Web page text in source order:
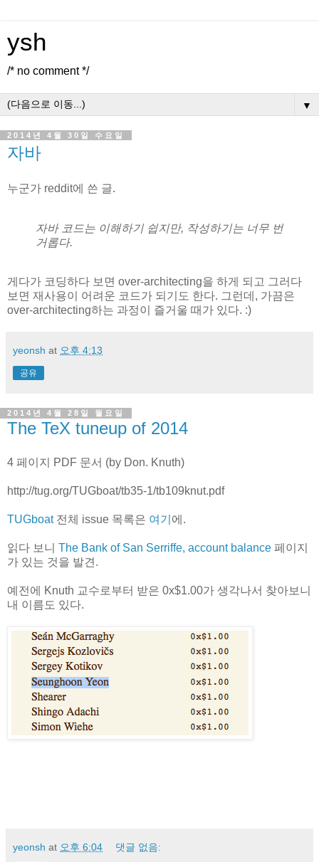
ysh
/* no comment */
▼
2014년 4월 30일 수요일
자바
누군가 reddit에 쓴 글.
자바 코드는 이해하기 쉽지만, 작성하기는 너무 번
거롭다.
게다가 코딩하다 보면 over-architecting을 하게 되고 그러다
보면 재사용이 어려운 코드가 되기도 한다. 그런데, 가끔은
over-architecting하는 과정이 즐거울 때가 있다. :)
yeonsh at 오후 4:13
공유
2014년 4월 28일 월요일
The TeX tuneup of 2014
4 페이지 PDF 문서 (by Don. Knuth)
http://tug.org/TUGboat/tb35-1/tb109knut.pdf
TUGboat전체 issue 목록은 여기 에.
읽다 보니 The Bank of San Serriffe, account balance 페이지
가 있는 것을 발견.
예전에 Knuth 교수로부터 받은 0x$1.00가 생각나서 찾아보니
내 이름도 있다.
yeonsh at 오후 6:04 댓글 없음: